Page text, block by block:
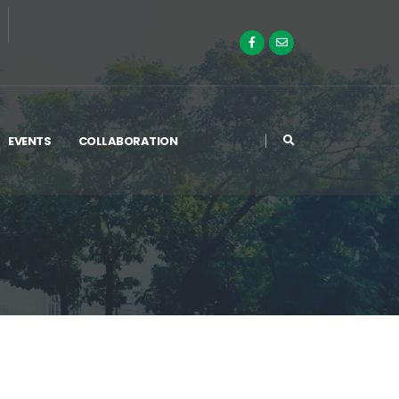
EVENTS COLLABORATION